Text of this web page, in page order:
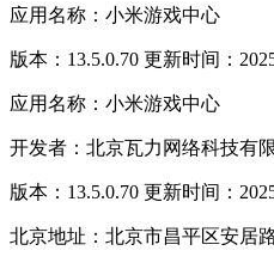
应用名称：小米游戏中心
版本：13.5.0.70 更新时间：
应用名称：小米游戏中心
开发者：北京瓦力网络科技有
版本：13.5.0.70 更新时间：
北京地址：北京市昌平区安居